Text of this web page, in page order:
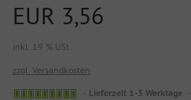
EUR 3,56
inkl. 19 % USt
zzgl. Versandkosten
Lieferzeit 1-3 Werktage